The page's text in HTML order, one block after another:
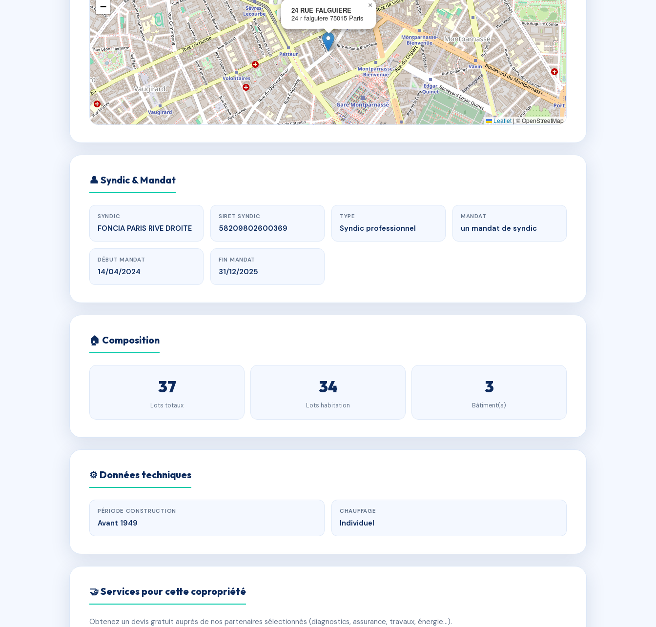
www.vme.plus/AC6793574
24 RUE FALGUIERE
24 r falguiere75015 Paris
24 RUE FALGUIERE
24 r falguiere 75015 Paris
×
−
Leaflet |© OpenStreetMap
👤 Syndic & Mandat
SYNDIC
FONCIA PARIS RIVE DROITE
SIRET SYNDIC
58209802600369
TYPE
Syndic professionnel
MANDAT
un mandat de syndic
DÉBUT MANDAT
14/04/2024
FIN MANDAT
31/12/2025
🏠 Composition
37
Lots totaux
34
Lots habitation
3
Bâtiment(s)
⚙️ Données techniques
PÉRIODE CONSTRUCTION
Avant 1949
CHAUFFAGE
Individuel
🤝 Services pour cette copropriété
Obtenez un devis gratuit auprès de nos partenaires sélectionnés (diagnostics, assurance, travaux, énergie…).